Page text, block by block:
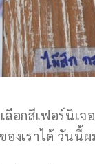
กสีเฟอร์นิเ
องเราได้ วัน